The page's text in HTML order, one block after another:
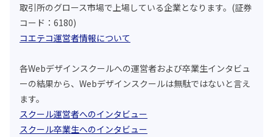
取引所のグロース市場で上場している企業となります。(証券
コード：6180)
コエテコ運営者情報について
各Webデザインスクールへの運営者および卒業生インタビュ
ーの結果から、Webデザインスクールは無駄ではないと言え
ます。
スクール運営者へのインタビュー
スクール卒業生へのインタビュー